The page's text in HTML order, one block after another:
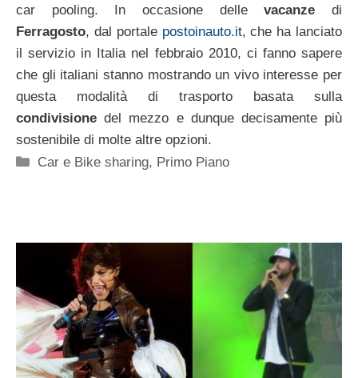
car pooling. In occasione dellevacanze di
Ferragosto, dal portale postoinauto.it, che ha lanciato
il servizio in Italia nel febbraio 2010, ci fanno sapere
che gli italiani stanno mostrando un vivo interesse per
questa modalità di trasporto basata sulla
condivisione del mezzo e dunque decisamente più
sostenibile di molte altre opzioni.
Categorie
Car e Bike sharing, Primo Piano